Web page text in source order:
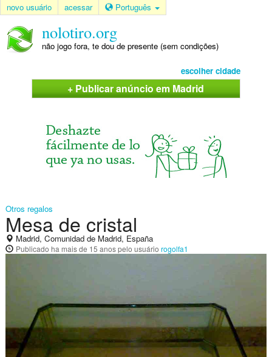
novo usuário acessar Português
nolotiro.org
não jogo fora, te dou de presente (sem condições)
escolher cidade
+ Publicar anúncio em Madrid
Otros regalos
Mesa de cristal
Madrid, Comunidad de Madrid, España
Publicado ha mais de 15 anospelo usuário rogolfa1